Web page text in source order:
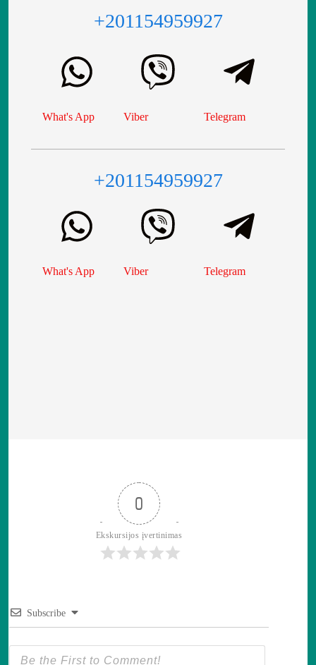
+201154959927
What's App Viber Telegram
+201154959927
What's App Viber Telegram
0
Ekskursijos įvertinimas
Subscribe